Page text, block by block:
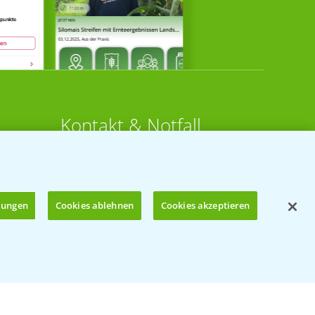
Kontakt & Notfall
KONTAKT
T.+49 (0)214/30-20220
Cookies ablehnen Cookies akzeptieren